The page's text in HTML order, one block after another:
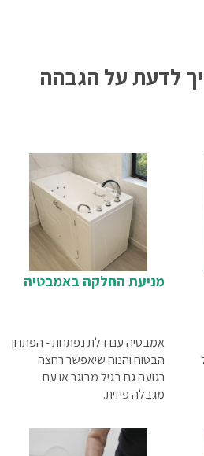
לדעת על הגבהה
מניעת החלקה באמבטיה
אמבטיה עם דלת נפתחת - הפתרון
הבטוח והנוח שיאפשר רחצה
רגועה גם בגיל מבוגר או עם
מגבלה פיזית.